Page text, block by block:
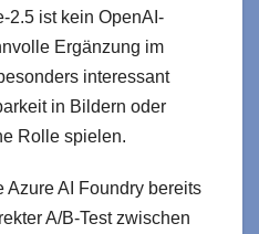
2.5 ist kein OpenAI-
Ergänzung im
interessant
in Bildern oder
Rolle spielen.
Azure AI Foundry bereits
A/B-Test zwischen